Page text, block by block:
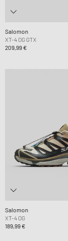
Salomon
XT-4 OG GTX
209,99 €
Salomon
XT-4 OG
189,99 €